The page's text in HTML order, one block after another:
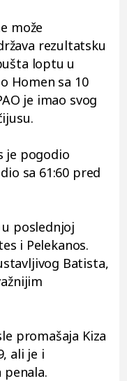
može
rezultatsku
loptu u
Homen sa 10
je imao svog
je pogodio
sa 61:60 pred
poslednjoj
i Pelekanos.
Batista,
promašaja Kiza
ali je i
penala.